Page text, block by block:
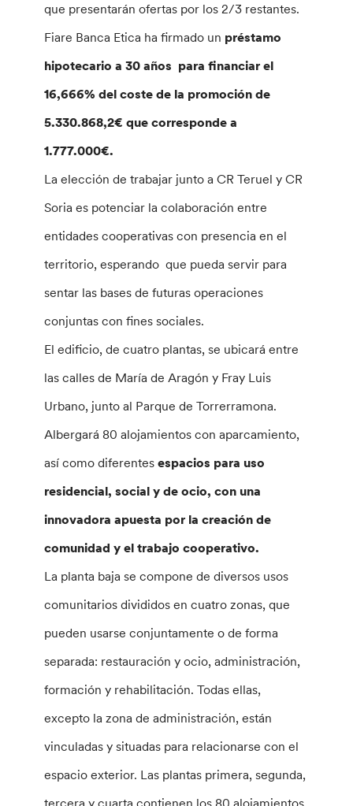
que presentarán ofertas por los 2/3 restantes.
Fiare Banca Etica ha firmado un préstamo
hipotecario a 30 años para financiar el
16,666% del coste de la promoción de
5.330.868,2€ que corresponde a
1.777.000€.
La elección de trabajar junto a CR Teruel y CR
Soria es potenciar la colaboración entre
entidades cooperativas con presencia en el
territorio, esperando que pueda servir para
sentar las bases de futuras operaciones
conjuntas con fines sociales.
El edificio, de cuatro plantas, se ubicará entre
las calles de María de Aragón y Fray Luis
Urbano, junto al Parque de Torrerramona.
Albergará 80 alojamientos con aparcamiento,
así como diferentesespacios para uso
residencial, social y de ocio, con una
innovadora apuesta por la creación de
comunidad y el trabajo cooperativo.
La planta baja se compone de diversos usos
comunitarios divididos en cuatro zonas, que
pueden usarse conjuntamente o de forma
separada: restauración y ocio, administración,
formación y rehabilitación. Todas ellas,
excepto la zona de administración, están
vinculadas y situadas para relacionarse con el
espacio exterior. Las plantas primera, segunda,
tercera y cuarta contienen los 80 alojamientos